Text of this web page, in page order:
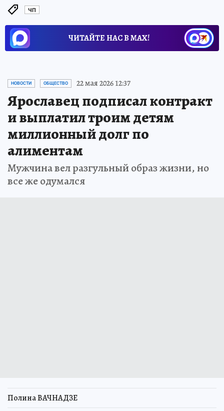
ЧП
ЧИТАЙТЕ НАС В МАХ!
НОВОСТИ ОБЩЕСТВО 22 мая 2026 12:37
Ярославец подписал контракт
и выплатил троим детям
миллионный долг по
алиментам
Мужчина вел разгульный образ жизни, но
все же одумался
Полина ВАЧНАДЗЕ